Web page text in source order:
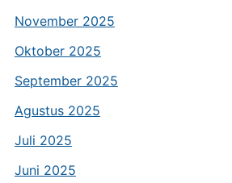
November 2025
Oktober 2025
September 2025
Agustus 2025
Juli 2025
Juni 2025